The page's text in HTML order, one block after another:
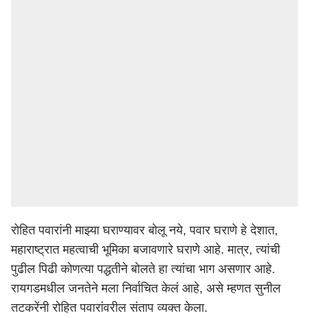
रोहित पवारांनी माझ्या घराण्यावर बोलू नये, पवार घराणे हे देशात,
महाराष्ट्रात महत्वाची भूमिका बजावणारे घराणे आहे. मात्र, त्यांची
पुढील पिढी कोणत्या पद्धतीने बोलते हा त्यांचा भाग असणार आहे.
रायगडमधील जनतेने मला निर्वाचित केलं आहे, असे म्हणत सुनील
तटकरेंनी रोहित पवारांवरील संताप व्यक्त केला.